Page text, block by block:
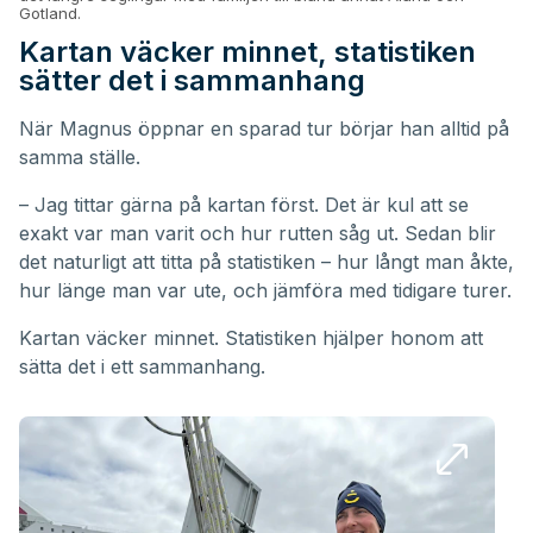
Gotland.
Kartan väcker minnet, statistiken
sätter det i sammanhang
När Magnus öppnar en sparad tur börjar han alltid på
samma ställe.
– Jag tittar gärna på kartan först. Det är kul att se
exakt var man varit och hur rutten såg ut. Sedan blir
det naturligt att titta på statistiken – hur långt man åkte,
hur länge man var ute, och jämföra med tidigare turer.
Kartan väcker minnet. Statistiken hjälper honom att
sätta det i ett sammanhang.